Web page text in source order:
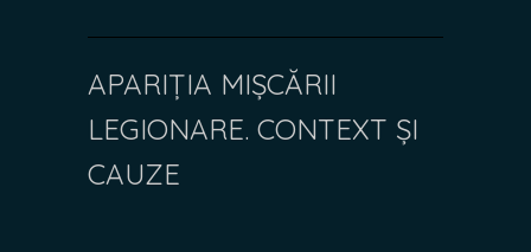
APARIȚIA MIȘCĂRII
LEGIONARE. CONTEXT ȘI
CAUZE